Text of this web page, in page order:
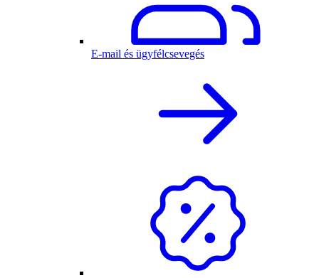
E-mail és ügyfélcsevegés